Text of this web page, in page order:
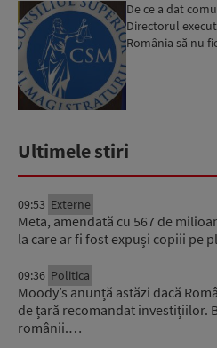
De ce a dat
Directorul
România să nu
Ultimele stiri
09:53 Externe
Meta, amendată cu 567 de
la care ar fi fost expuși copiii pe
09:36 Politica
Moody’s anunță astăzi dacă
de țară recomandat investițiilor.
românii.…